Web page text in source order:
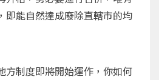
即能自然達成廢除直轄市的均
方制度即將開始運作，你如何